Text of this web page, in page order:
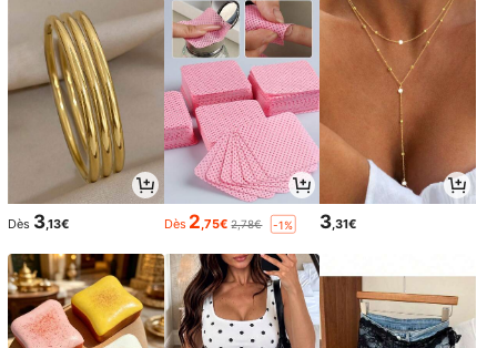
Dès 3,13€ Dès 2 ,75€ 2,78€ -1% 3 ,31€